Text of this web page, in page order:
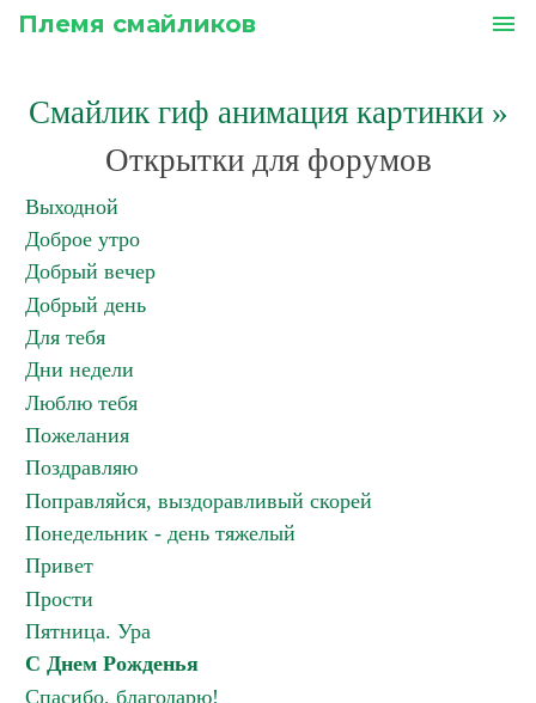
Племя смайликов menu
Смайлик гиф анимация картинки»
Открытки для форумов
Выходной
Доброе утро
Добрый вечер
Добрый день
Для тебя
Дни недели
Люблю тебя
Пожелания
Поздравляю
Поправляйся, выздоравливый скорей
Понедельник - день тяжелый
Привет
Прости
Пятница. Ура
С Днем Рожденья
Спасибо, благодарю!